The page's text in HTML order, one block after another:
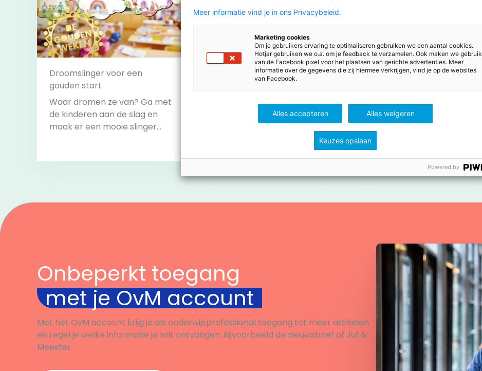
Droomslinger voor een
gouden start
Waar dromen ze van? Ga met
de kinderen aan de slag en
maak er een mooie slinger
Doe mee aan de
razendspannende lees-
challenge! Lukt het jullie om
volbrengen? Klaar voor de
Bekijk
Aftelkalender naar
Sinterklaas.
Bekijk
Onbeperkt toegang
met je OvM account
Met het OvM account krijg je als onderwijsprofessional toegang tot meer artikelen
en regel je welke informatie je wilt ontvangen. Bijvoorbeeld de nieuwsbrief of Juf &
Meester.
Meer informatie vind je in ons Privacybeleid.
Marketing cookies
Om je gebruikers ervaring te optimaliseren gebruiken we een aantal cookies.
Hotjar gebruiken we o.a. om je feedback te verzamelen. Ook maken we gebruik
van de Facebook pixel voor het plaatsen van gerichte advertenties. Meer
informatie over de gegevens die zij hiermee verkrijgen, vind je op de websites
van Facebook.
Alles accepteren Alles weigeren
Keuzes opslaan
Powered by